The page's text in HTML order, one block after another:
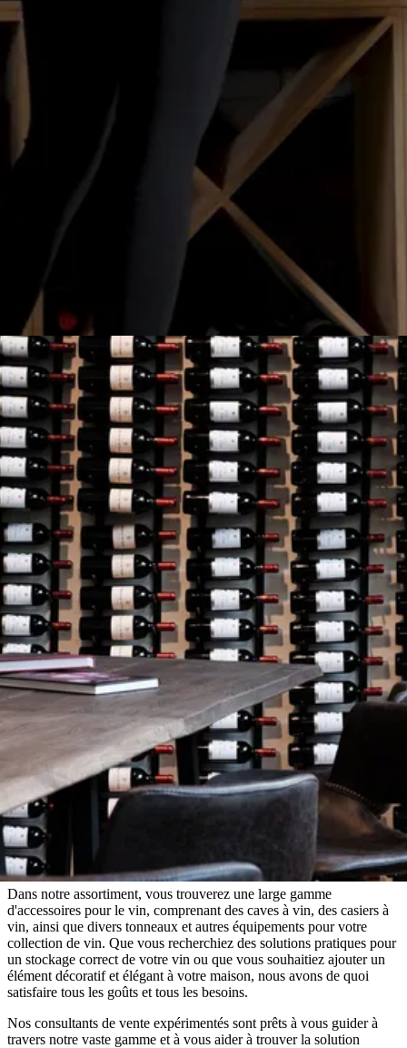
Conseiller Wineandbarrels
Besoin de conseils?
Dans notre assortiment, vous trouverez une large gamme
d'accessoires pour le vin, comprenant des caves à vin, des casiers à
vin, ainsi que divers tonneaux et autres équipements pour votre
collection de vin. Que vous recherchiez des solutions pratiques pour
un stockage correct de votre vin ou que vous souhaitiez ajouter un
élément décoratif et élégant à votre maison, nous avons de quoi
satisfaire tous les goûts et tous les besoins.
Nos consultants de vente expérimentés sont prêts à vous guider à
travers notre vaste gamme et à vous aider à trouver la solution